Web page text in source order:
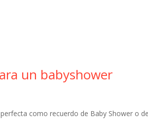
un babyshower
como recuerdo de Baby Shower o